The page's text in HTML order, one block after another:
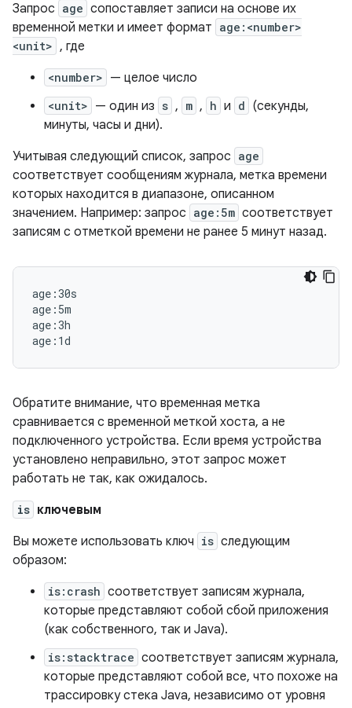
Запрос age сопоставляет записи на основе их
временной метки и имеет формат age:<number>
<unit> , где
<number> — целое число
<unit> — один из s , m , h и d (секунды,
минуты, часы и дни).
Учитывая следующий список, запрос age
соответствует сообщениям журнала, метка времени
которых находится в диапазоне, описанном
значением. Например: запрос age:5m соответствует
записям с отметкой времени не ранее 5 минут назад.
age:30s
age:5m
age:3h
Обратите внимание, что временная метка
сравнивается с временной меткой хоста, а не
подключенного устройства. Если время устройства
установлено неправильно, этот запрос может
работать не так, как ожидалось.
is ключевым
Вы можете использовать ключ is следующим
образом:
is:crash соответствует записям журнала,
которые представляют собой сбой приложения
(как собственного, так и Java).
is:stacktrace соответствует записям журнала,
которые представляют собой все, что похоже на
трассировку стека Java, независимо от уровня